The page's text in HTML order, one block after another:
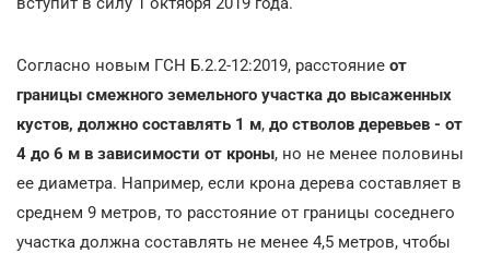
Согласно новым ГСН Б.2.2-12:2019, расстояние от
границы смежного земельного участка до высаженных
кустов, должно составлять 1 м, до стволов деревьев - от
4 до 6 м в зависимости от кроны, но не менее половины
ее диаметра. Например, если крона дерева составляет в
среднем 9 метров, то расстояние от границы соседнего
участка должна составлять не менее 4,5 метров, чтобы